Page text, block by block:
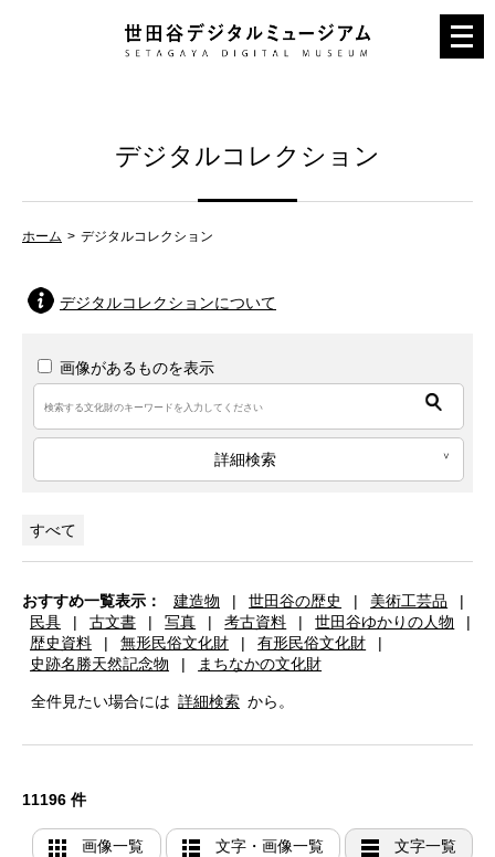
メ
ニ
デジタルコレクション
ホーム デジタルコレクション
デジタルコレクションについて
画像があるものを表示
詳細検索
すべて
おすすめ一覧表示： 建造物 | 世田谷の歴史 | 美術工芸品
|
民具
| 古文書 | 写真 | 考古資料 | 世田谷ゆかりの人物
|
歴史資料
| 無形民俗文化財 | 有形民俗文化財
|
史跡名勝天然記念物
| まちなかの文化財
全件見たい場合には 詳細検索 から。
11196 件
画像一覧 文字・画像一覧 文字一覧